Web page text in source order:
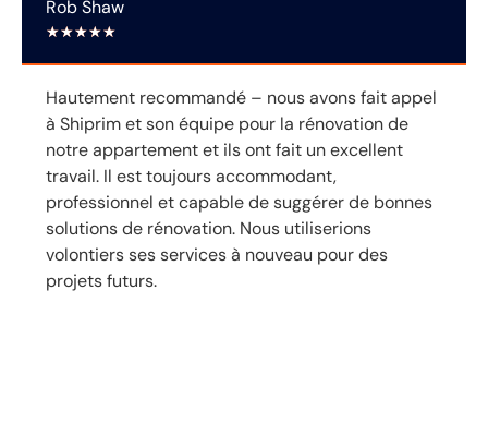
Rob Shaw
★★★★★
Hautement recommandé – nous avons fait appel
à Shiprim et son équipe pour la rénovation de
notre appartement et ils ont fait un excellent
travail. Il est toujours accommodant,
professionnel et capable de suggérer de bonnes
solutions de rénovation. Nous utiliserions
volontiers ses services à nouveau pour des
projets futurs.